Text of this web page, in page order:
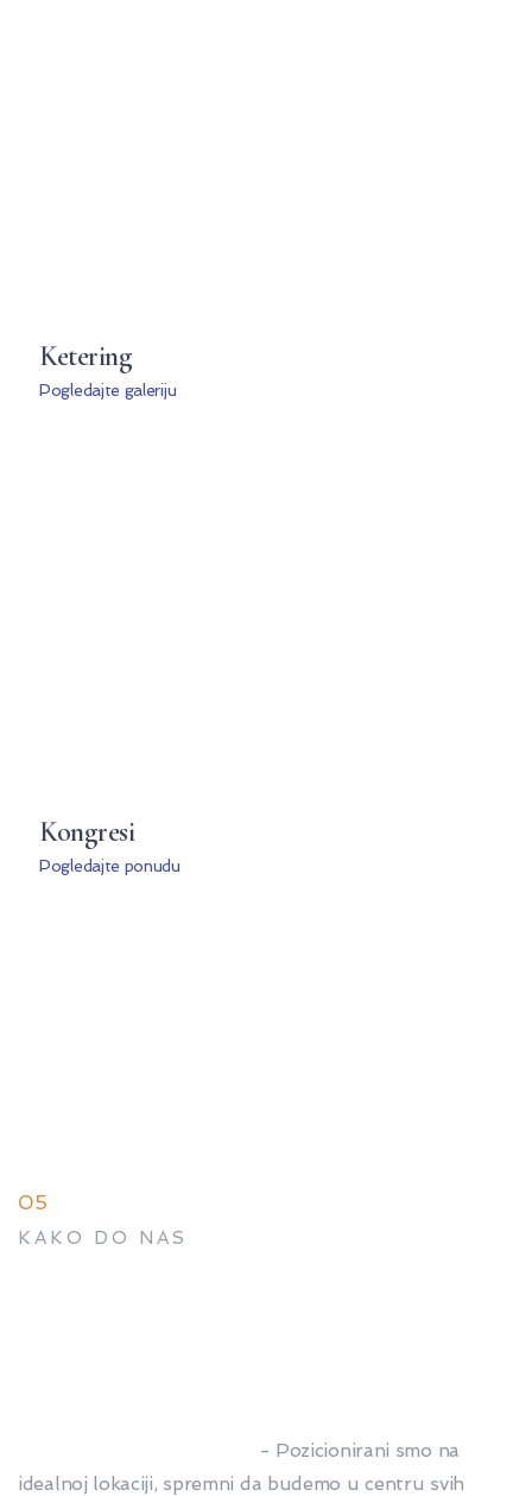
Ketering
Pogledajte galeriju
Kongresi
Pogledajte ponudu
05
KAKO DO NAS
- Pozicionirani smo na
idealnoj lokaciji, spremni da budemo u centru svih